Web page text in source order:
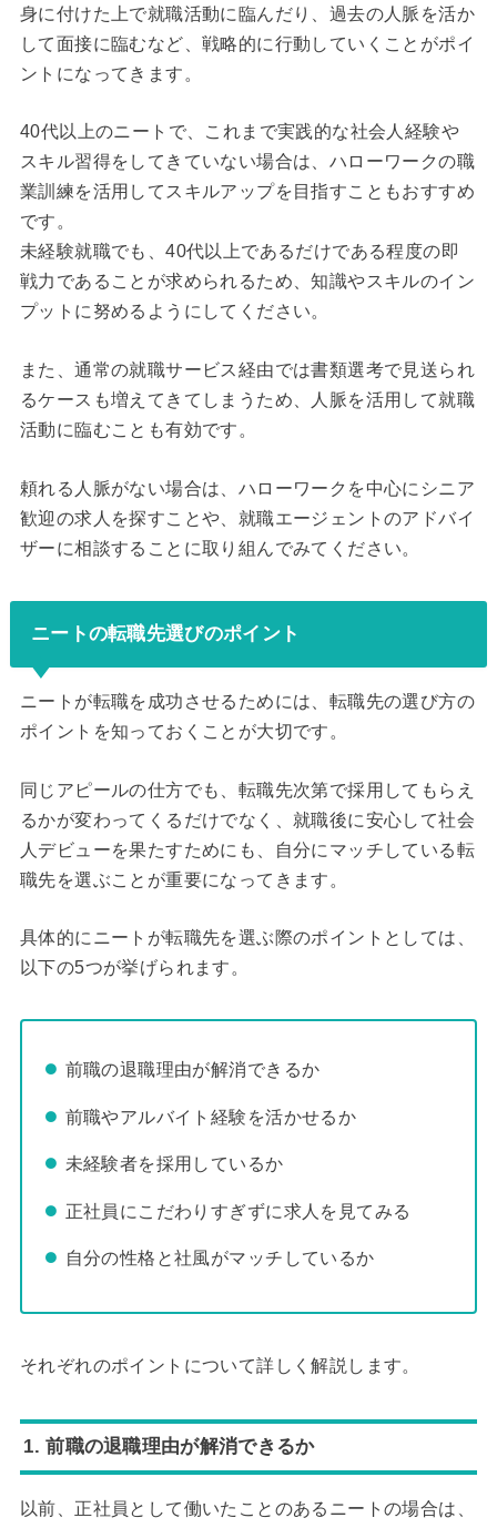
身に付けた上で就職活動に臨んだり、過去の人脈を活か
して面接に臨むなど、戦略的に行動していくことがポイ
ントになってきます。
40代以上のニートで、これまで実践的な社会人経験や
スキル習得をしてきていない場合は、ハローワークの職
業訓練を活用してスキルアップを目指すこともおすすめ
です。
未経験就職でも、40代以上であるだけである程度の即
戦力であることが求められるため、知識やスキルのイン
プットに努めるようにしてください。
また、通常の就職サービス経由では書類選考で見送られ
るケースも増えてきてしまうため、人脈を活用して就職
活動に臨むことも有効です。
頼れる人脈がない場合は、ハローワークを中心にシニア
歓迎の求人を探すことや、就職エージェントのアドバイ
ザーに相談することに取り組んでみてください。
ニートの転職先選びのポイント
ニートが転職を成功させるためには、転職先の選び方の
ポイントを知っておくことが大切です。
同じアピールの仕方でも、転職先次第で採用してもらえ
るかが変わってくるだけでなく、就職後に安心して社会
人デビューを果たすためにも、自分にマッチしている転
職先を選ぶことが重要になってきます。
具体的にニートが転職先を選ぶ際のポイントとしては、
以下の5つが挙げられます。
前職の退職理由が解消できるか
前職やアルバイト経験を活かせるか
未経験者を採用しているか
正社員にこだわりすぎずに求人を見てみる
自分の性格と社風がマッチしているか
それぞれのポイントについて詳しく解説します。
1. 前職の退職理由が解消できるか
以前、正社員として働いたことのあるニートの場合は、